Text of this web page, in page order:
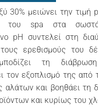
30% μειώνει την τιμή
του spa στα
pΗ συντελεί στη
ερεθισμούς του
τη
τον εξοπλισμό της από
αλάτων και βοηθάει
και κυρίως του